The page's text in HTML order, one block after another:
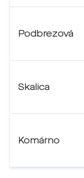
Podbrezová
Skalica
Komárno